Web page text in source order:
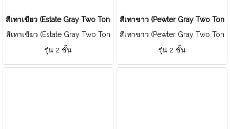
สีเทาเขียว (Estate Gray Two Tone)
สีเทาเขียว (Estate Gray Two Ton
e)
รุ่น 2 ชั้น
สีเทาขาว (Pewter Gray Two Tone)
สีเทาขาว (Pewter Gray Two Ton
e)
รุ่น 2 ชั้น